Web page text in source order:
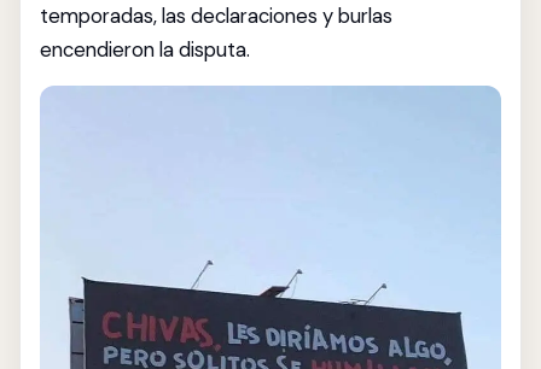
temporadas, las declaraciones y burlas
encendieron la disputa.